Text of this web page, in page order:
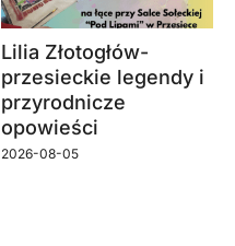
Lilia Złotogłów-
przesieckie legendy i
przyrodnicze
opowieści
2026-08-05